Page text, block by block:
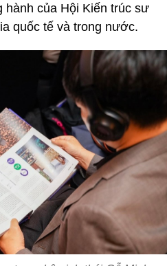
hành của Hội Kiến trúc sư
quốc tế và trong nước.